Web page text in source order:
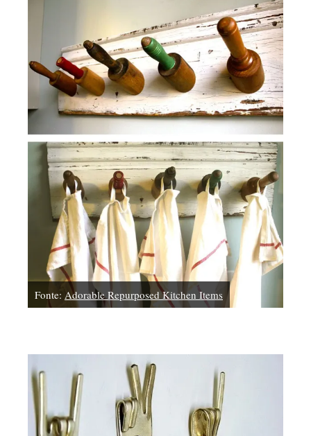
Fonte: Adorable Repurposed Kitchen Items